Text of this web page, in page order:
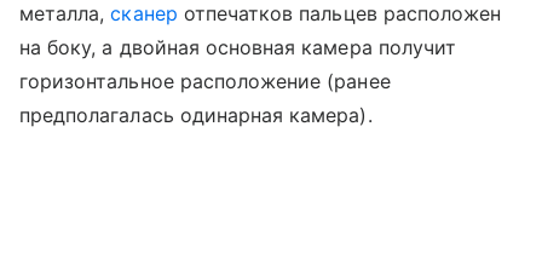
металла,сканер отпечатков пальцев расположен
на боку, а двойная основная камера получит
горизонтальное расположение (ранее
предполагалась одинарная камера).